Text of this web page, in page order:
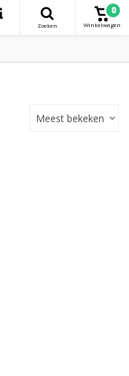
Zoeken
0
Winkelwagen
Meest bekeken